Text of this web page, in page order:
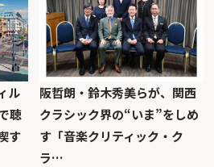
ル
聴
す
阪哲朗・鈴木秀美らが、関西
クラシック界の“いま”をしめ
す「音楽クリティック・ク
ラ…